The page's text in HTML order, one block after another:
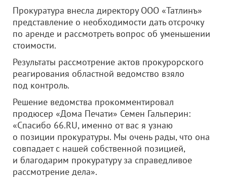
Прокуратура внесла директору ООО «Татлинъ»
представление о необходимости дать отсрочку
по аренде и рассмотреть вопрос об уменьшении
стоимости.
Результаты рассмотрение актов прокурорского
реагирования областной ведомство взяло
под контроль.
Решение ведомства прокомментировал
продюсер «Дома Печати» Семен Гальперин:
«Спасибо 66.RU, именно от вас я узнаю
о позиции прокуратуры. Мы очень рады, что она
совпадает с нашей собственной позицией,
и благодарим прокуратуру за справедливое
рассмотрение дела».